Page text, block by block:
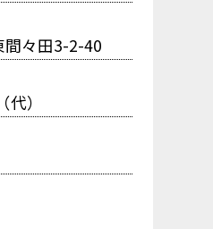
間々田3-2-40
）